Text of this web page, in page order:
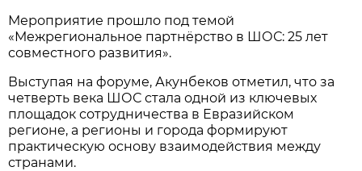
Мероприятие прошло под темой
«Межрегиональное партнёрство в ШОС: 25 лет
совместного развития».
Выступая на форуме, Акунбеков отметил, что за
четверть века ШОС стала одной из ключевых
площадок сотрудничества в Евразийском
регионе, а регионы и города формируют
практическую основу взаимодействия между
странами.